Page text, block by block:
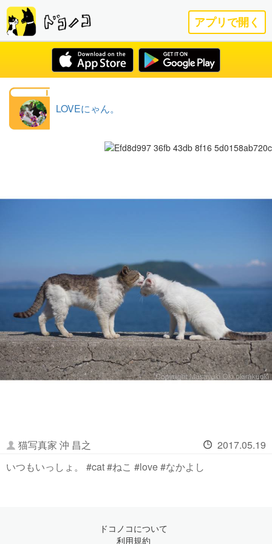
アプリで開く
LOVEにゃん。
猫写真家 沖 昌之
2017.05.19
いつもいっしょ。 #cat #ねこ #love #なかよし
ドコノコについて
利用規約